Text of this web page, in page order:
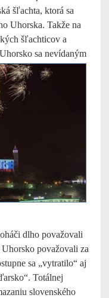
šľachta, ktorá sa
Uhorska. Takže na
šľachticov a
sa nevídaným
dlho považovali
považovali za
sa „vytratilo“ aj
Totálnej
slovenského